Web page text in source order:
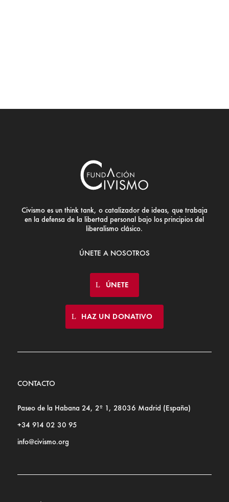
Civismo es un think tank, o catalizador de ideas, que trabaja
en la defensa de la libertad personal bajo los principios del
liberalismo clásico.
ÚNETE A NOSOTROS
ÚNETE
HAZ UN DONATIVO
CONTACTO
Paseo de la Habana 24, 2º 1, 28036 Madrid (España)
+34 914 02 30 95
info@civismo.org